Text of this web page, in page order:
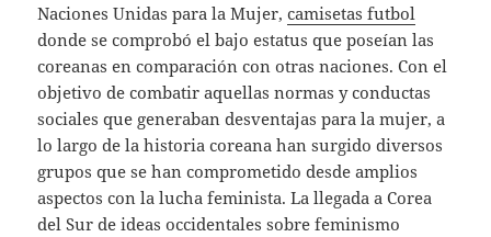
Naciones Unidas para la Mujer,camisetas futbol
donde se comprobó el bajo estatus que poseían las
coreanas en comparación con otras naciones. Con el
objetivo de combatir aquellas normas y conductas
sociales que generaban desventajas para la mujer, a
lo largo de la historia coreana han surgido diversos
grupos que se han comprometido desde amplios
aspectos con la lucha feminista. La llegada a Corea
del Sur de ideas occidentales sobre feminismo